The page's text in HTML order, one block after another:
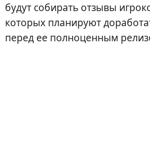
будут собирать отзывы
которых планируют
перед ее полноценным